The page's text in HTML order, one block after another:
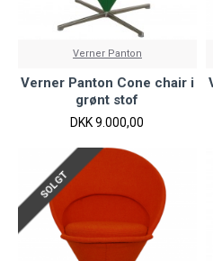
Verner Panton
Verner Panton Cone chair i
grønt stof
DKK 9.000,00
SOLGT